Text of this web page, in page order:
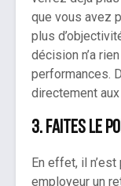
que vous avez
plus
décision n’a
performances.
directement
3. Faites le
En effet, il
employeur un